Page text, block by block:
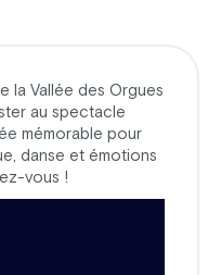
la Vallée des Orgues
au spectacle
mémorable pour
danse et émotions
vous !